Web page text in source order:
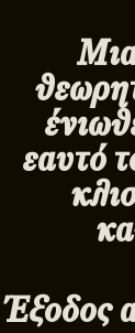
εαυτό
Έξοδος